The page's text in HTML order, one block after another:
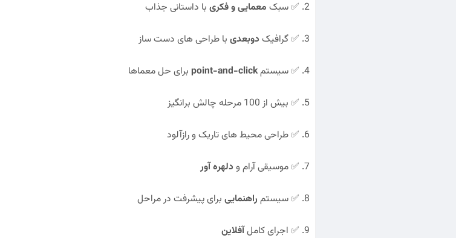
✅ سبک معمایی و فکری با داستانی جذاب
✅ گرافیک دوبعدی با طراحی های دست ساز
✅ سیستمpoint-and-click برای حل معماها
✅ بیش از 100 مرحله چالش برانگیز
✅ طراحی محیط های تاریک و رازآلود
✅ موسیقی آرام و دلهره آور
✅ سیستم راهنمایی برای پیشرفت در مراحل
✅ اجرای کاملآفلاین